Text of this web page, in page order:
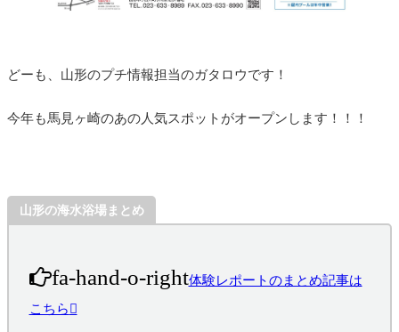
どーも、山形のプチ情報担当のガタロウです！
今年も馬見ヶ崎のあの人気スポットがオープンします！！！
山形の海水浴場まとめ
fa-hand-o-right体験レポートのまとめ記事は
こちら